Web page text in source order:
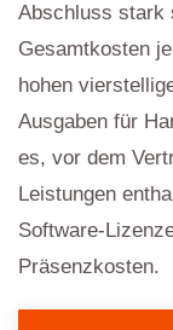
Abschluss stark
Gesamtkosten
hohen
Ausgaben für
es, vor dem
Leistungen
Software-
Präsenzkosten.